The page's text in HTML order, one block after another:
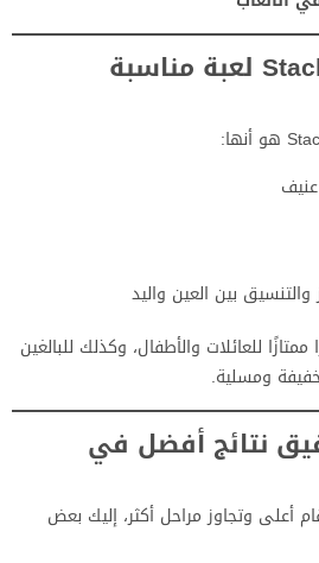
لماذا تُعد Stacky Bird لعبة مناسبة
بين العين واليد
للعائلات والأطفال، وكذلك للبالغين
ومسلية.
نتائج أفضل في
أعلى وتجاوز مراحل أكثر، إليك بعض